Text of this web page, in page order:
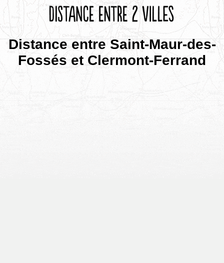
Distance entre Saint-Maur-des-
Fossés et Clermont-Ferrand